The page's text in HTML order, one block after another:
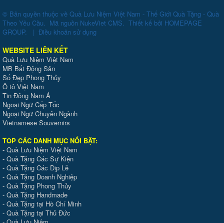
© Bản quyền thuộc về Quà Lưu Niệm Việt Nam - Thế Giới Quà Tặng - Quà
Theo Yêu Cầu. Mã nguồn NukeViet CMS. Thiết kế bởi HOMEPAGE
GROUP. | Điều khoản sử dụng
WEBSITE LIÊN KẾT
Quà Lưu Niệm Việt Nam
MB Bất Động Sản
Số Đẹp Phong Thủy
Ô tô Việt Nam
Tin Đông Nam Á
Ngoại Ngữ Cấp Tốc
Ngoại Ngữ Chuyên Ngành
Vietnamese Souvernirs
TOP CÁC DANH MỤC NỔI BẬT:
- Quà Lưu Niệm Việt Nam
- Quà Tặng Các Sự Kiện
- Quà Tặng Các Dịp Lễ
- Quà Tặng Doanh Nghiệp
- Quà Tặng Phong Thủy
- Quà Tặng Handmade
- Quà Tặng tại Hồ Chí Minh
- Quà Tặng tại Thủ Đức